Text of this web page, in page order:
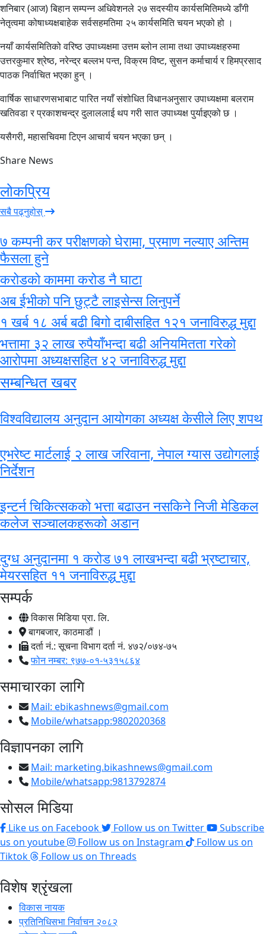
शनिबार (आज) बिहान सम्पन्न अधिवेशनले २७ सदस्यीय कार्यसमितिमध्ये डाँगी
नेतृत्वमा कोषाध्यक्षबाहेक सर्वसहमतिमा २५ कार्यसमिति चयन भएको हो ।
नयाँ कार्यसमितिको वरिष्ठ उपाध्यक्षमा उत्तम ब्लोन लामा तथा उपाध्यक्षहरुमा
उत्तरकुमार श्रेष्ठ, नरेन्द्र बल्लभ पन्त, विक्रम विष्ट, सुसन कर्माचार्य र हिमप्रसाद
पाठक निर्वाचित भएका हुन् ।
वार्षिक साधारणसभाबाट पारित नयाँ संशोधित विधानअनुसार उपाध्यक्षमा बलराम
खतिवडा र प्रकाशचन्द्र दुलाललाई थप गरी सात उपाध्यक्ष पुर्याइएको छ ।
यसैगरी, महासचिवमा टिएन आचार्य चयन भएका छन् ।
Share News
लोकप्रिय
सबै पढ्नुहोस्
७ कम्पनी कर परीक्षणको घेरामा, प्रमाण नल्याए अन्तिम
फैसला हुने
करोडको काममा करोड नै घाटा
अब ईभीको पनि छुट्टै लाइसेन्स लिनुपर्ने
१ खर्ब १८ अर्ब बढी बिगो दाबीसहित १२१ जनाविरुद्ध मुद्दा
भत्तामा ३२ लाख रुपैयाँभन्दा बढी अनियमितता गरेको
आरोपमा अध्यक्षसहित ४२ जनाविरुद्ध मुद्दा
सम्बन्धित खबर
विश्वविद्यालय अनुदान आयोगका अध्यक्ष केसीले लिए शपथ
एभरेष्ट मार्टलाई २ लाख जरिवाना, नेपाल ग्यास उद्योगलाई
निर्देशन
इन्टर्न चिकित्सकको भत्ता बढाउन नसकिने निजी मेडिकल
कलेज सञ्चालकहरूको अडान
दुग्ध अनुदानमा १ करोड ७१ लाखभन्दा बढी भ्रष्टाचार,
मेयरसहित ११ जनाविरुद्ध मुद्दा
सम्पर्क
विकास मिडिया प्रा. लि.
बागबजार, काठमाडौं ।
दर्ता नं.: सूचना विभाग दर्ता नं. ४७२/०७४-७५
फोन नम्बर: ९७७-०१-५३१५८६४
समाचारका लागि
Mail: ebikashnews@gmail.com
Mobile/whatsapp:9802020368
विज्ञापनका लागि
Mail: marketing.bikashnews@gmail.com
Mobile/whatsapp:9813792874
सोसल मिडिया
Like us on Facebook Follow us on Twitter
Subscribe
us on youtube
Follow us on Instagram
Follow us on
Tiktok
Follow us on Threads
विशेष श्रृंखला
विकास नायक
प्रतिनिधिसभा निर्वाचन २०८२